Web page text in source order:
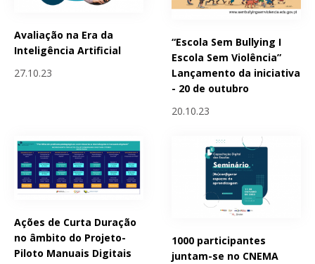
Avaliação na Era da
Inteligência Artificial
27.10.23
“Escola Sem Bullying I
Escola Sem Violência”
Lançamento da iniciativa
- 20 de outubro
20.10.23
Ações de Curta Duração
no âmbito do Projeto-
Piloto Manuais Digitais
1000 participantes
juntam-se no CNEMA